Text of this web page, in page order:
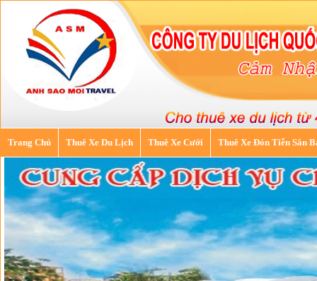
Trang Chủ Thuê Xe Du Lịch Thuê Xe Cưới Thuê Xe Đón Tiễn Sân